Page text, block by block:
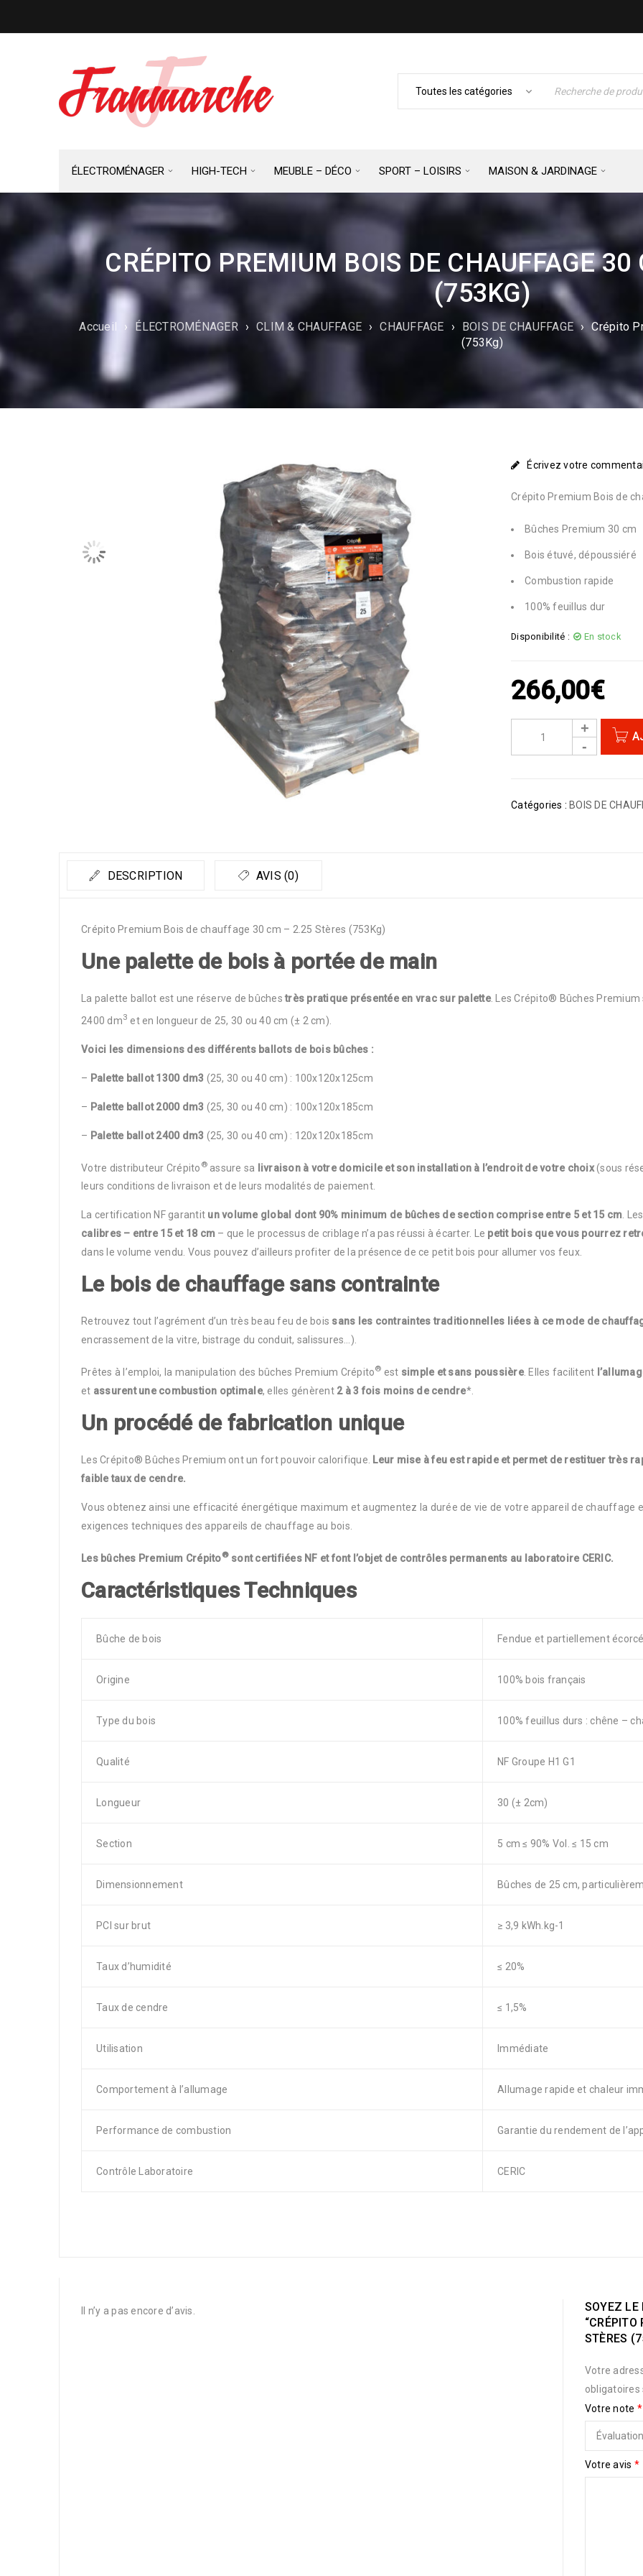
ÉLECTROMÉNAGER HIGH-TECH MEUBLE – DÉCO SPORT – LOISIRS MAISON & JARDINAGE
CRÉPITO PREMIUM BOIS DE CHAUFFAGE
(753KG)
Accueil › ÉLECTROMÉNAGER › CLIM & CHAUFFAGE › CHAUFFAGE › BOIS DE CHAUFFAGE › Crépito
(753Kg)
Écrivez votre
Crépito Premium Bois de
Bûches Premium 30 cm
Bois étuvé, dépoussiéré
Combustion rapide
100% feuillus dur
Disponibilité : En stock
266,00€
Catégories : BOIS DE
DESCRIPTION AVIS (0)
Crépito Premium Bois de chauffage 30 cm – 2.25 Stères (753Kg)
Une palette de bois à portée de main
La palette ballot est une réserve de bûchestrès pratique présentée en vrac sur palette. Les Crépito® Bûches
2400 dm3 et en longueur de 25, 30 ou 40 cm (± 2 cm).
Voici les dimensions des différents ballots de bois bûches :
– Palette ballot 1300 dm3 (25, 30 ou 40 cm) : 100x120x125cm
– Palette ballot 2000 dm3 (25, 30 ou 40 cm) : 100x120x185cm
– Palette ballot 2400 dm3 (25, 30 ou 40 cm) : 120x120x185cm
Votre distributeur Crépito ®assure sa livraison à votre domicile et son installation à l’endroit de votre choix(sous
leurs conditions de livraison et de leurs modalités de paiement.
La certification NF garantit un volume global dont 90% minimum de bûches de section comprise entre 5 et 15 cm.
calibres – entre 15 et 18 cm – que le processus de criblage n’a pas réussi à écarter. Le petit bois que vous pourrez
dans le volume vendu. Vous pouvez d’ailleurs profiter de la présence de ce petit bois pour allumer vos feux.
Le bois de chauffage sans contrainte
Retrouvez tout l’agrément d’un très beau feu de bois sans les contraintes traditionnelles liées à ce mode de
encrassement de la vitre, bistrage du conduit, salissures…).
Prêtes à l’emploi, la manipulation des bûches Premium Crépito® est simple et sans poussière. Elles facilitent
et assurent une combustion optimale, elles génèrent 2 à 3 fois moins de cendre*.
Un procédé de fabrication unique
Les Crépito® Bûches Premium ont un fort pouvoir calorifique.
Leur mise à feu est rapide et permet de restituer très
faible taux de cendre.
Vous obtenez ainsi une efficacité énergétique maximum et augmentez la durée de vie de votre appareil de chauffage
exigences techniques des appareils de chauffage au bois.
Les bûches Premium Crépito®sont certifiées NF et font l’objet de contrôles permanents au laboratoire CERIC.
Caractéristiques Techniques
Bûche de bois Fendue et partiellement
Origine 100% bois français
Type du bois 100% feuillus durs : chêne –
Qualité NF Groupe H1 G1
Longueur 30 (± 2cm)
Section 5 cm ≤ 90% Vol. ≤ 15 cm
Dimensionnement Bûches de 25 cm,
PCI sur brut ≥ 3,9 kWh.kg-1
Taux d’humidité ≤ 20%
Taux de cendre ≤ 1,5%
Utilisation Immédiate
Comportement à l’allumage Allumage rapide et chaleur
Performance de combustion Garantie du rendement de
Contrôle Laboratoire CERIC
Il n’y a pas encore d’avis.
SOYEZ LE
STÈRES
Votre
obligatoires
Votre note *
Votre avis *